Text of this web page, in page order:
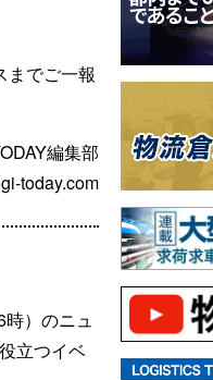
までご一報
編集部
today.com
）のニュ
立つイベ